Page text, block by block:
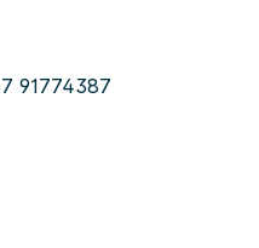
91774387